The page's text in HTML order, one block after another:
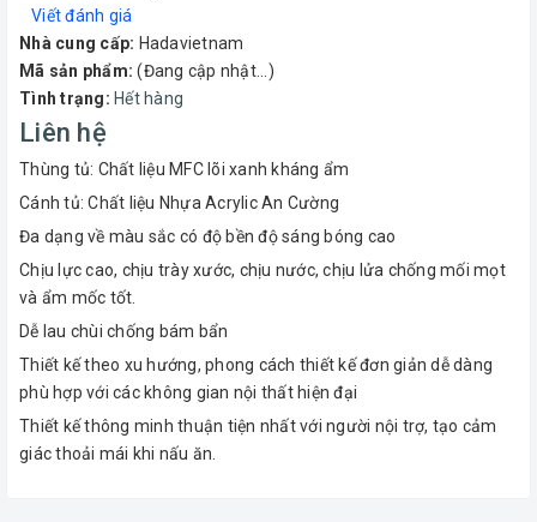
Viết đánh giá
Nhà cung cấp: Hadavietnam
Mã sản phẩm: (Đang cập nhật...)
Tình trạng: Hết hàng
Liên hệ
Thùng tủ: Chất liệu MFC lõi xanh kháng ẩm
Cánh tủ: Chất liệu Nhựa Acrylic An Cường
Đa dạng về màu sắc có độ bền độ sáng bóng cao
Chịu lực cao, chịu trày xước, chịu nước, chịu lửa chống mối mọt
và ẩm mốc tốt.
Dễ lau chùi chống bám bẩn
Thiết kế theo xu hướng, phong cách thiết kế đơn giản dễ dàng
phù hợp với các không gian nội thất hiện đại
Thiết kế thông minh thuận tiện nhất với người nội trợ, tạo cảm
giác thoải mái khi nấu ăn.